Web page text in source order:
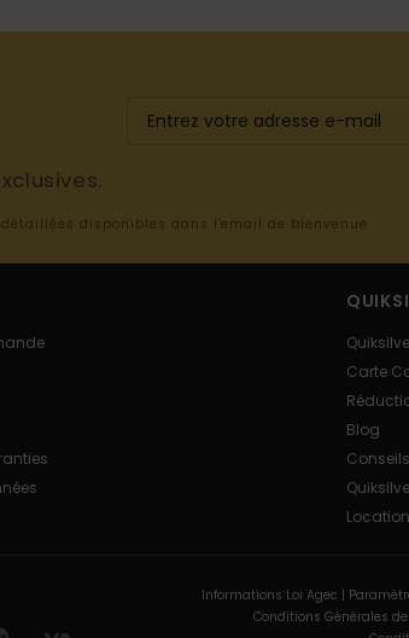
disponibles dans l'email de bienvenue
Carte
Blog
Location
Informations Loi Agec |
Conditions Générales